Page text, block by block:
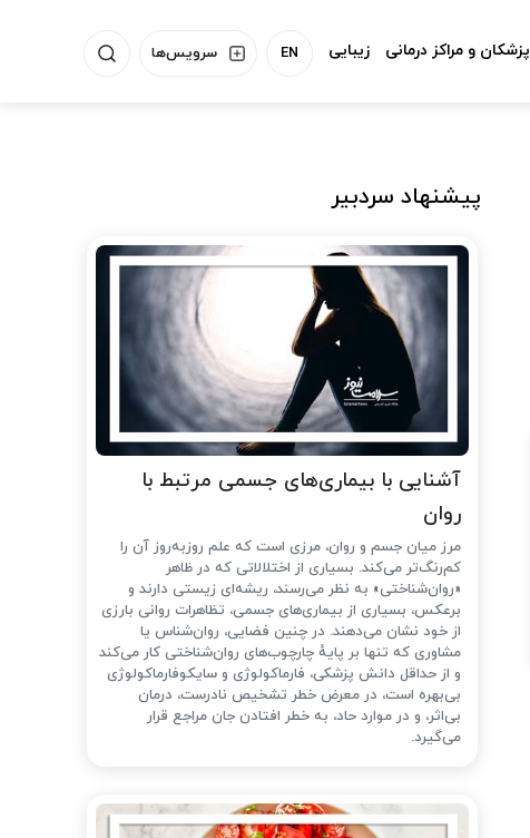
سرویس‌ها EN پزشکان و مراکز درمانی زیبایی
پیشنهاد سردبیر
آشنایی با بیماری‌های جسمی مرتبط با
روان
مرز میان جسم و روان، مرزی است که علم روزبه‌روز آن را
کم‌رنگ‌تر می‌کند. بسیاری از اختلالاتی که در ظاهر
«روان‌شناختی» به نظر می‌رسند، ریشه‌ای زیستی دارند و
برعکس، بسیاری از بیماری‌های جسمی، تظاهرات روانی بارزی
از خود نشان می‌دهند. در چنین فضایی، روان‌شناس یا
مشاوری که تنها بر پایهٔ چارچوب‌های روان‌شناختی کار می‌کند
و از حداقل دانش پزشکی، فارماکولوژی و سایکوفارماکولوژی
بی‌بهره است، در معرض خطر تشخیص نادرست، درمان
بی‌اثر، و در موارد حاد، به خطر افتادن جان مراجع قرار
می‌گیرد.